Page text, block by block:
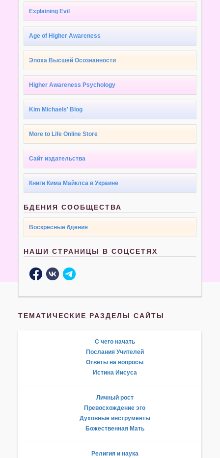
Explaining Evil
Age of Higher Awareness
Эпоха Высшей Осознанности
Higher Awareness Psychology
Kim Michaels' Blog
More to Life Online Store
Сайт издательства
Книги Кима Майклса в Украине
БДЕНИЯ СООБЩЕСТВА
Воскресные бдения
НАШИ СТРАНИЦЫ В СОЦСЕТЯХ
ТЕМАТИЧЕСКИЕ РАЗДЕЛЫ САЙТЫ
С чего начать
Послания Учителей
Ответы на вопросы
Истина Иисуса
Личный рост
Превосхождение эго
Духовные инструменты
Божественная Мать
Религия и наука